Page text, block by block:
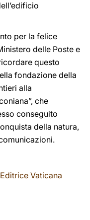
per la felice
delle Poste e
questo
fondazione della
alla
che
conseguito
della natura,
Vaticana